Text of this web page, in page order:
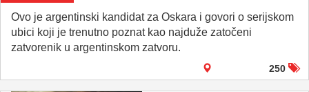
Ovo je argentinski kandidat za Oskara i govori o serijskom
ubici koji je trenutno poznat kao najduže zatočeni
zatvorenik u argentinskom zatvoru.
250